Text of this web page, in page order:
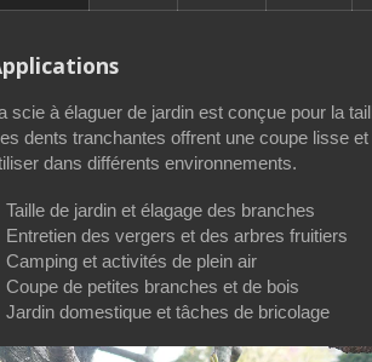
scie à élaguer de jardin est conçue pour la
dents tranchantes offrent une coupe lisse
dans différents environnements.
Taille de jardin et élagage des branches
Entretien des vergers et des arbres fruitiers
Camping et activités de plein air
Coupe de petites branches et de bois
Jardin domestique et tâches de bricolage